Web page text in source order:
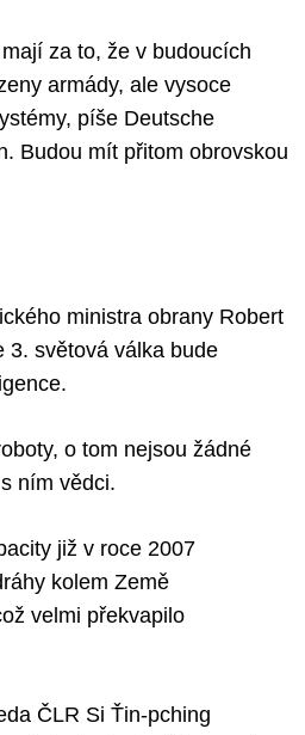
za to, že v budoucích
armády, ale vysoce
píše Deutsche
Budou mít přitom obrovskou
ministra obrany Robert
3. světová válka bude
o tom nejsou žádné
ním vědci.
již v roce 2007
kolem Země
velmi překvapilo
ČLR Si Ťin-pching